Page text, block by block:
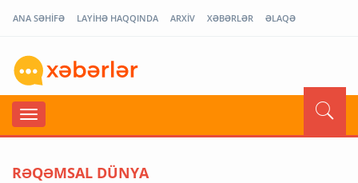
ANA SƏHİFƏ LAYİHƏ HAQQINDA ARXİV XƏBƏRLƏR ƏLAQƏ
RƏQƏMSAL DÜNYA